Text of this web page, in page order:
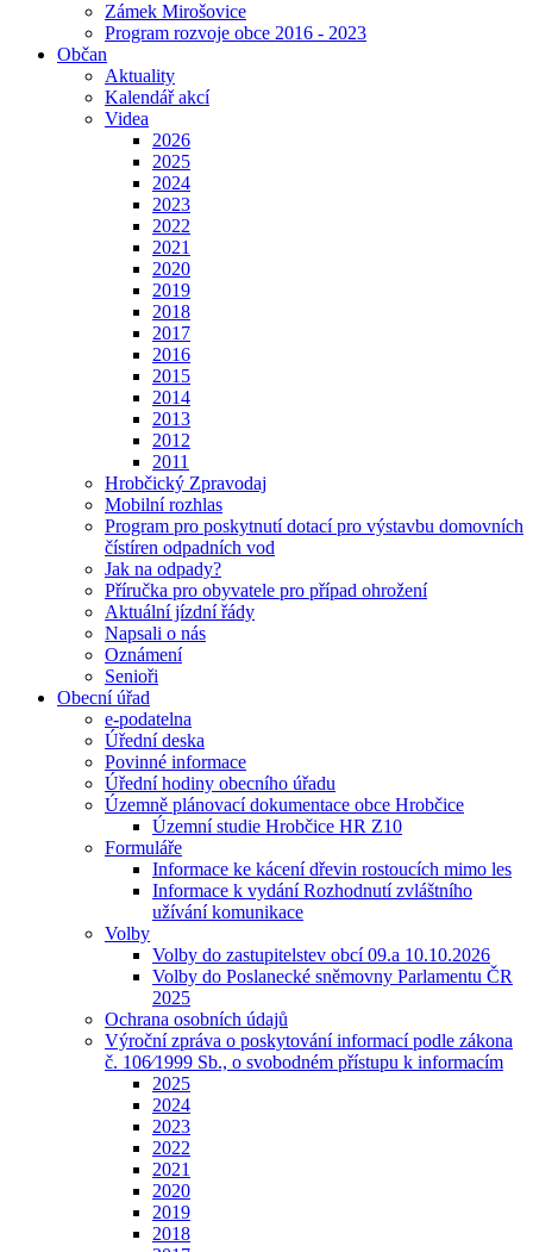
Zámek Mirošovice
Program rozvoje obce 2016 - 2023
Občan
Aktuality
Kalendář akcí
Videa
2026
2025
2024
2023
2022
2021
2020
2019
2018
2017
2016
2015
2014
2013
2012
2011
Hrobčický Zpravodaj
Mobilní rozhlas
Program pro poskytnutí dotací pro výstavbu domovních
čístíren odpadních vod
Jak na odpady?
Příručka pro obyvatele pro případ ohrožení
Aktuální jízdní řády
Napsali o nás
Oznámení
Senioři
Obecní úřad
e-podatelna
Úřední deska
Povinné informace
Úřední hodiny obecního úřadu
Územně plánovací dokumentace obce Hrobčice
Územní studie Hrobčice HR Z10
Formuláře
Informace ke kácení dřevin rostoucích mimo les
Informace k vydání Rozhodnutí zvláštního
užívání komunikace
Volby
Volby do zastupitelstev obcí 09.a 10.10.2026
Volby do Poslanecké sněmovny Parlamentu ČR
2025
Ochrana osobních údajů
Výroční zpráva o poskytování informací podle zákona
č. 106⁄1999 Sb., o svobodném přístupu k informacím
2025
2024
2023
2022
2021
2020
2019
2018